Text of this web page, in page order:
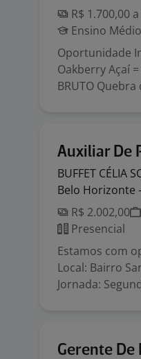
R$ 1.700,00
Ensino
Oportunidade
Oakberry Açaí
BRUTO Quebra
Auxiliar De
BUFFET CÉLIA
Belo Horizonte
R$ 2.002,00
Presencial
Estamos com
Local: Bairro
Jornada:
Gerente